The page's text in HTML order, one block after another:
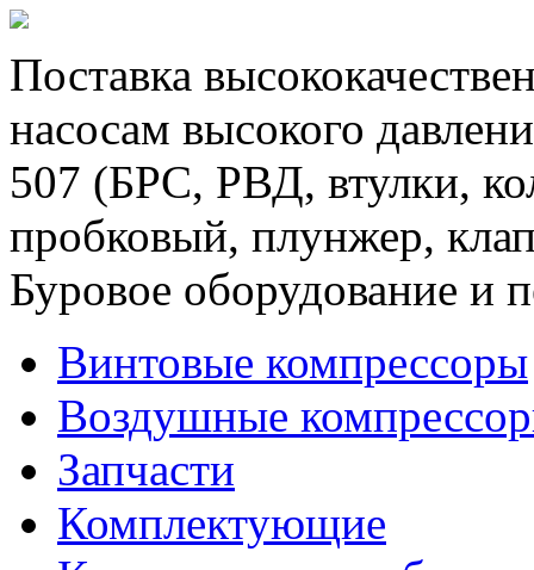
Поставка
насосам высокого
507 (БРС, РВД, втулки,
пробковый, плунжер,
Буровое оборудование и
Винтовые компрессоры
Воздушные
Запчасти
Комплектующие